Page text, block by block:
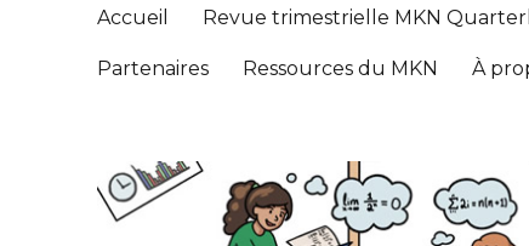
Accueil Revue trimestrielle MKN
Partenaires Ressources du MKN À